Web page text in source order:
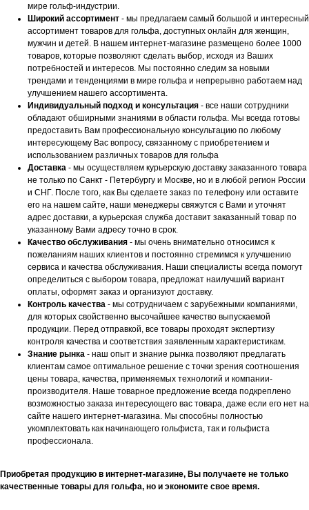
мире гольф-индустрии.
Широкий ассортимент - мы предлагаем самый большой и интересный
ассортимент товаров для гольфа, доступных онлайн для женщин,
мужчин и детей. В нашем интернет-магазине размещено более 1000
товаров, которые позволяют сделать выбор, исходя из Ваших
потребностей и интересов. Мы постоянно следим за новыми
трендами и тенденциями в мире гольфа и непрерывно работаем над
улучшением нашего ассортимента.
Индивидуальный подход и консультация - все наши сотрудники
обладают обширными знаниями в области гольфа. Мы всегда готовы
предоставить Вам профессиональную консультацию по любому
интересующему Вас вопросу, связанному с приобретением и
использованием различных товаров для гольфа
Доставка - мы осуществляем курьерскую доставку заказанного товара
не только по Санкт - Петербургу и Москве, но и в любой регион России
и СНГ. После того, как Вы сделаете заказ по телефону или оставите
его на нашем сайте, наши менеджеры свяжутся с Вами и уточнят
адрес доставки, а курьерская служба доставит заказанный товар по
указанному Вами адресу точно в срок.
Качество обслуживания - мы очень внимательно относимся к
пожеланиям наших клиентов и постоянно стремимся к улучшению
сервиса и качества обслуживания. Наши специалисты всегда помогут
определиться с выбором товара, предложат наилучший вариант
оплаты, оформят заказ и организуют доставку.
Контроль качества - мы сотрудничаем с зарубежными компаниями,
для которых свойственно высочайшее качество выпускаемой
продукции. Перед отправкой, все товары проходят экспертизу
контроля качества и соответствия заявленным характеристикам.
Знание рынка - наш опыт и знание рынка позволяют предлагать
клиентам самое оптимальное решение с точки зрения соотношения
цены товара, качества, применяемых технологий и компании-
производителя. Наше товарное предложение всегда подкреплено
возможностью заказа интересующего вас товара, даже если его нет на
сайте нашего интернет-магазина. Мы способны полностью
укомплектовать как начинающего гольфиста, так и гольфиста
профессионала.
Приобретая продукцию в интернет-магазине, Вы получаете не только
качественные товары для гольфа, но и экономите свое время.